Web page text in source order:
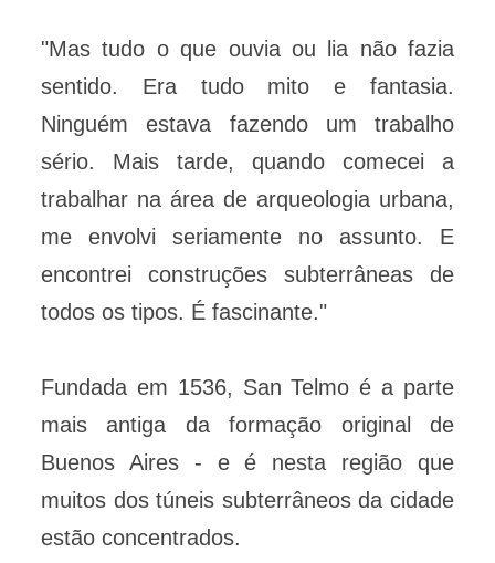
"Mas tudo o que ouvia ou lia não fazia
sentido. Era tudo mito e fantasia.
Ninguém estava fazendo um trabalho
sério. Mais tarde, quando comecei a
trabalhar na área de arqueologia urbana,
me envolvi seriamente no assunto. E
encontrei construções subterrâneas de
todos os tipos. É fascinante."
Fundada em 1536, San Telmo é a parte
mais antiga da formação original de
Buenos Aires - e é nesta região que
muitos dos túneis subterrâneos da cidade
estão concentrados.